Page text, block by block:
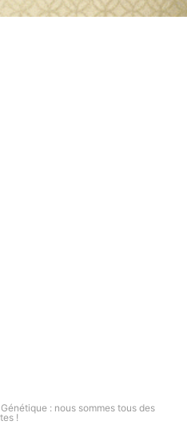
Génétique : nous sommes tous des
!